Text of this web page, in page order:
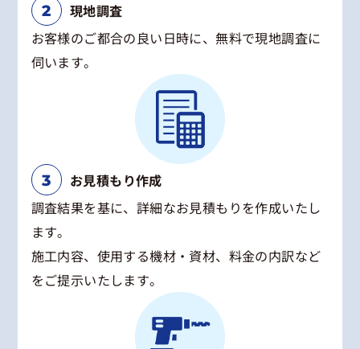
現地調査
お客様のご都合の良い日時に、無料で現地調査に
伺います。
お見積もり作成
調査結果を基に、詳細なお見積もりを作成いたし
ます。
施工内容、使用する機材・資材、料金の内訳など
をご提示いたします。